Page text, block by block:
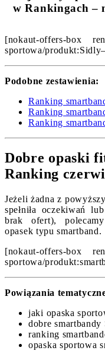
w Rankingach –
[nokaut-offers-box
sportowa/
Podobne zestawienia:
Ranking
Ranking
Ranking
Dobre opaski
Ranking
Jeżeli żadna z
spełniła oczekiwań
brak ofert),
opasek typu smartband.
[nokaut-offers-box
sportowa/
Powiązania
jaki opaska
dobre smartbandy
ranking
opaska sportowa